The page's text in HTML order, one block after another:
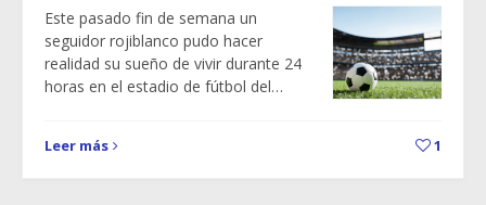
Este pasado fin de semana un
seguidor rojiblanco pudo hacer
realidad su sueño de vivir durante 24
horas en el estadio de fútbol del…
Leer más 1